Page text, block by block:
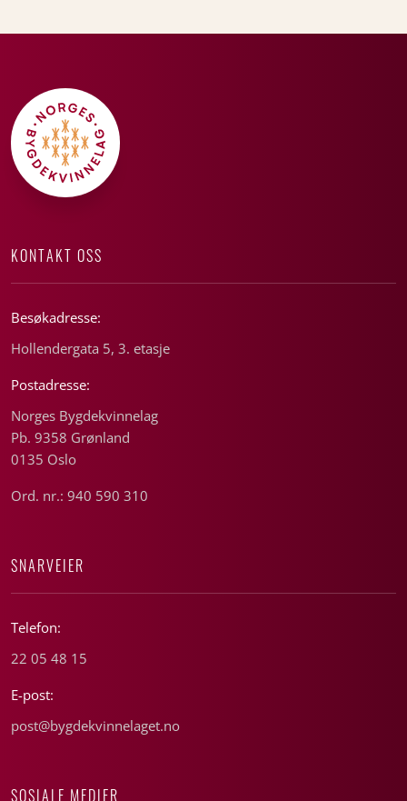
KONTAKT OSS
Besøkadresse:
Hollendergata 5, 3. etasje
Postadresse:
Norges Bygdekvinnelag
Pb. 9358 Grønland
0135 Oslo
Ord. nr.: 940 590 310
SNARVEIER
Telefon:
22 05 48 15
E-post:
post@bygdekvinnelaget.no
SOSIALE MEDIER